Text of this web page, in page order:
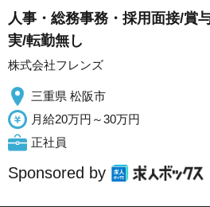
人事・総務事務・採用面接/賞
実/転勤無し
株式会社フレンズ
三重県 松阪市
月給20万円～30万円
正社員
Sponsored by